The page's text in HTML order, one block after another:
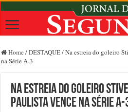
Home /DESTAQUE/Na estreia do goleiro
na Série A-3
Na estreia do goleiro Stive
Paulista vence na Série A-